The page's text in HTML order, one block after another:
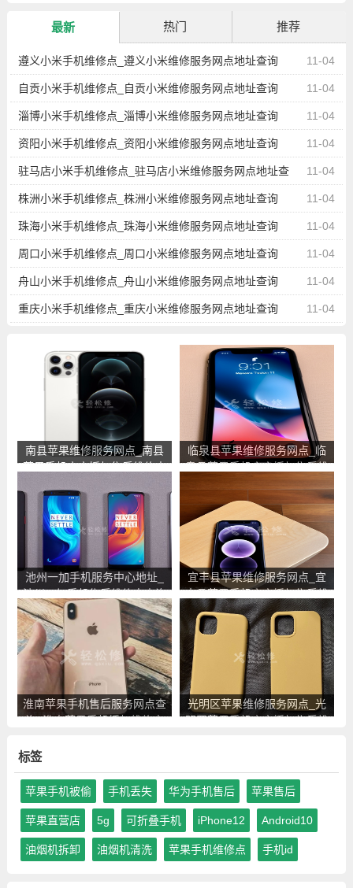
最新 热门 推荐
11-04
遵义小米手机维修点_遵义小米维修服务网点地址查询
11-04
自贡小米手机维修点_自贡小米维修服务网点地址查询
11-04
淄博小米手机维修点_淄博小米维修服务网点地址查询
11-04
资阳小米手机维修点_资阳小米维修服务网点地址查询
11-04
驻马店小米手机维修点_驻马店小米维修服务网点地址查
询 11-04
株洲小米手机维修点_株洲小米维修服务网点地址查询
11-04
珠海小米手机维修点_珠海小米维修服务网点地址查询
11-04
周口小米手机维修点_周口小米维修服务网点地址查询
11-04
舟山小米手机维修点_舟山小米维修服务网点地址查询
11-04
重庆小米手机维修点_重庆小米维修服务网点地址查询
南县苹果维修服务网点_南县
苹果手机官方授权售后维修中
临泉县苹果维修服务网点_临
泉县苹果手机官方授权售后维
池州一加手机服务中心地址_
池州一加手机售后维修点查询
宜丰县苹果维修服务网点_宜
丰县苹果手机官方授权售后维
修中心地址电话
淮南苹果手机售后服务网点查
询_淮南苹果手机授权维修中
光明区苹果维修服务网点_光
明区苹果手机官方授权售后维
标签
苹果手机被偷 手机丢失 华为手机售后 苹果售后
苹果直营店 5g 可折叠手机 iPhone12 Android10
油烟机拆卸 油烟机清洗 苹果手机维修点 手机id